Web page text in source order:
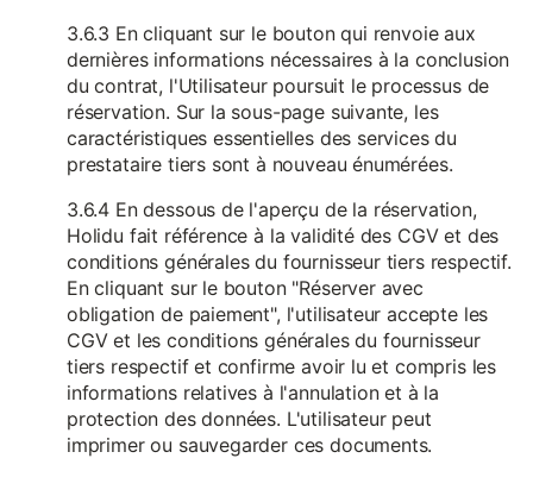
3.6.3 En cliquant sur le bouton qui renvoie aux
dernières informations nécessaires à la conclusion
du contrat, l'Utilisateur poursuit le processus de
réservation. Sur la sous-page suivante, les
caractéristiques essentielles des services du
prestataire tiers sont à nouveau énumérées.
3.6.4 En dessous de l'aperçu de la réservation,
Holidu fait référence à la validité des CGV et des
conditions générales du fournisseur tiers respectif.
En cliquant sur le bouton "Réserver avec
obligation de paiement", l'utilisateur accepte les
CGV et les conditions générales du fournisseur
tiers respectif et confirme avoir lu et compris les
informations relatives à l'annulation et à la
protection des données. L'utilisateur peut
imprimer ou sauvegarder ces documents.